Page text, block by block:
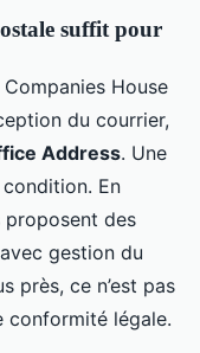
suffit pour
House
du courrier,
Address. Une
En
proposent des
gestion du
près, ce n’est pas
conformité légale.